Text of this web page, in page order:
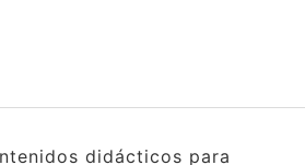
didácticos para